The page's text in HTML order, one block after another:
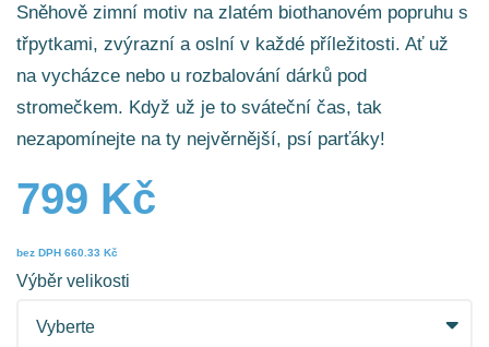
Sněhově zimní motiv na zlatém biothanovém popruhu s
třpytkami, zvýrazní a oslní v každé příležitosti. Ať už
na vycházce nebo u rozbalování dárků pod
stromečkem. Když už je to sváteční čas, tak
nezapomínejte na ty nejvěrnější, psí parťáky!
799 Kč
bez DPH 660.33 Kč
Výběr velikosti